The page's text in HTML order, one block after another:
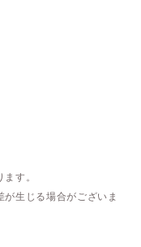
す。
生じる場合がございま